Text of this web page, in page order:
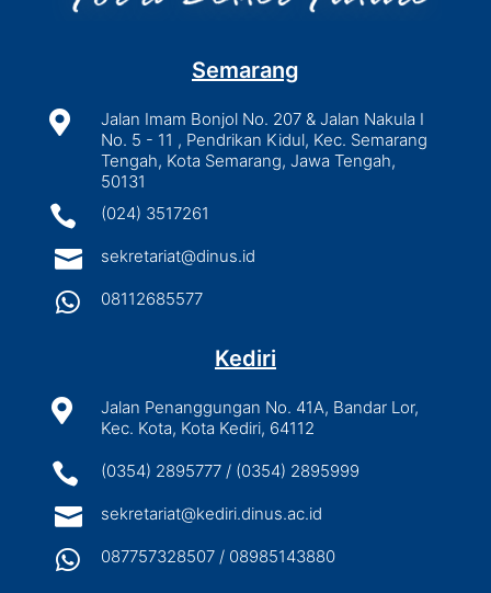
Semarang

Jalan Imam Bonjol No. 207 & Jalan Nakula I
No. 5 - 11 , Pendrikan Kidul, Kec. Semarang
Tengah, Kota Semarang, Jawa Tengah,
50131
 (024) 3517261
 sekretariat@dinus.id
 08112685577
Kediri

Jalan Penanggungan No. 41A, Bandar Lor,
Kec. Kota, Kota Kediri, 64112
 (0354) 2895777 / (0354) 2895999
 sekretariat@kediri.dinus.ac.id
 087757328507 / 08985143880